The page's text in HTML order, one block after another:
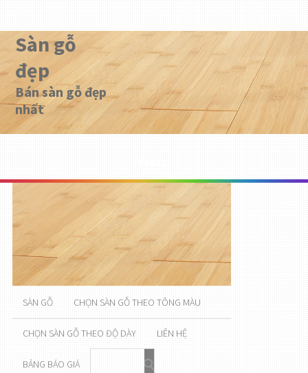
Sàn gỗ
đẹp
Bán sàn gỗ đẹp
nhất
SÀN GỖ CHỌN SÀN GỖ THEO TÔNG MÀU
CHỌN SÀN GỖ THEO ĐỘ DÀY LIÊN HỆ
BẢNG BÁO GIÁ